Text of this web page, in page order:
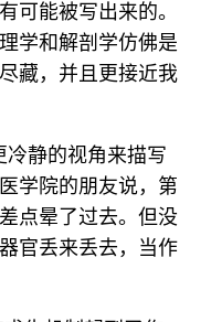
可能被写出来的。
学和解剖学仿佛是
藏，并且更接近我
冷静的视角来描写
学院的朋友说，第
点晕了过去。但没
官丢来丢去，当作